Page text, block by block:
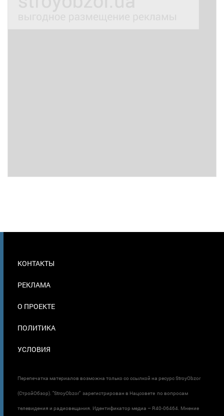
В
КОНТАКТЫ
РЕКЛАМА
О ПРОЕКТЕ
ПОЛИТИКА
УСЛОВИЯ
Перепечатка материалов возможна только со ссылкой на ресурс StroyObzor
(СтройОбзор). "StroyObzor" зарегистрирован в Нацсовете по вопросам
телевидения и радиовещания. Идентификатор медиа – R40-06464. Мнение